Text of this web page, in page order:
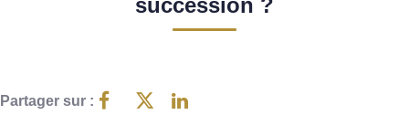
Nos Biens
Nos Services
INVESTIR
succession ?
Partager sur :